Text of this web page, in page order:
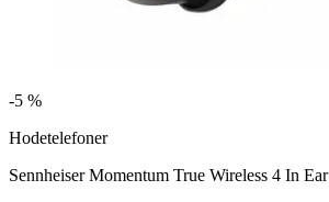
-5 %
Hodetelefoner
Sennheiser Momentum True Wireless 4 In Ear